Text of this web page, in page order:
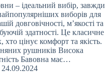
– ідеальний вибір, завжди
виборів для
довговічності, м’якості та
здатності. Це класичне
хто цінує комфорт та якість.
рушників Висока
Бавовна має…
24.09.2024